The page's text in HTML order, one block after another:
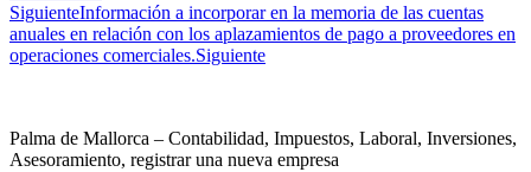
SiguienteInformación a incorporar en la memoria de las cuentas
anuales en relación con los aplazamientos de pago a proveedores en
operaciones comerciales.Siguiente
Palma de Mallorca – Contabilidad, Impuestos, Laboral, Inversiones,
Asesoramiento, registrar una nueva empresa